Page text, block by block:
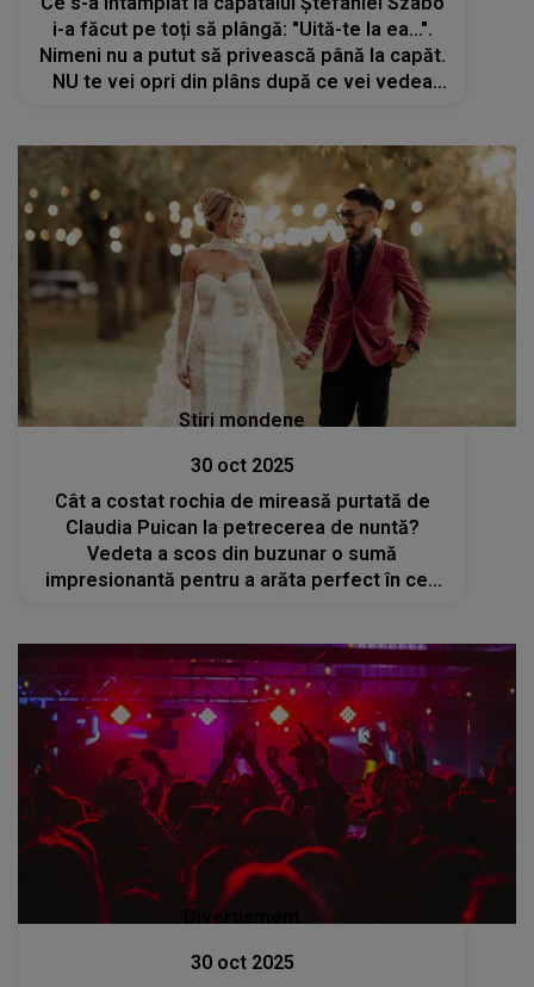
i-a făcut pe toți să plângă: "Uită-te la ea...".
Nimeni nu a putut să privească până la capăt.
NU te vei opri din plâns după ce vei vedea
Stiri mondene
30 oct 2025
Cât a costat rochia de mireasă purtată de
Claudia Puican la petrecerea de nuntă?
Vedeta a scos din buzunar o sumă
impresionantă pentru a arăta perfect în cea
Divertisment
30 oct 2025